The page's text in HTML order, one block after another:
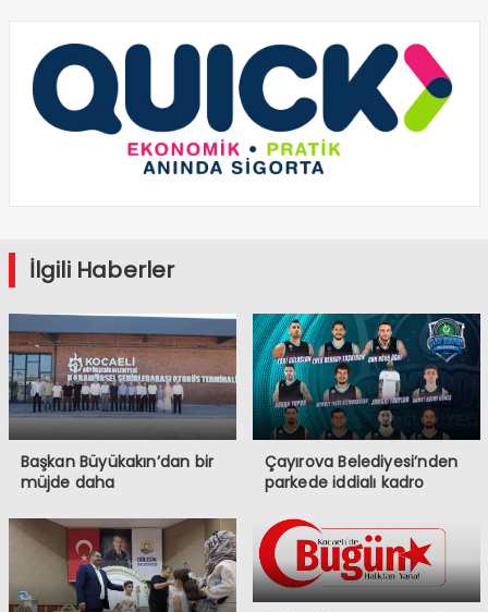
İlgili Haberler
Başkan Büyükakın’dan bir
müjde daha
Çayırova Belediyesi’nden
parkede iddialı kadro